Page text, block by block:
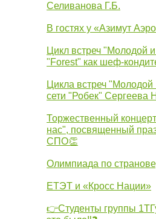
Селиванова Г.Б.
В гостях у «Азимут
Цикл встреч "Молодой
"Forest" как шеф-
Цикла встреч
сети "Робек" Сергеева
Торжественный
нас", посвященный
СПО👏
Олимпиада по
ЕТЭТ и «Кросс Нации»
👉Студенты группы